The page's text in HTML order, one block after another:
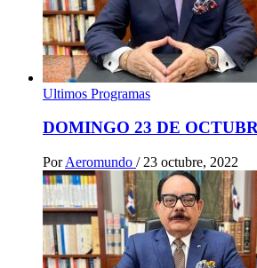
Ultimos Programas
DOMINGO 23 DE
Por Aeromundo / 23 octubre, 2022